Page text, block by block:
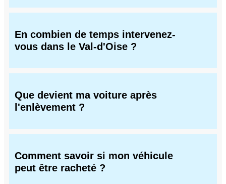
En combien de temps intervenez-
vous dans le Val-d'Oise ?
Que devient ma voiture après
l'enlèvement ?
Comment savoir si mon véhicule
peut être racheté ?